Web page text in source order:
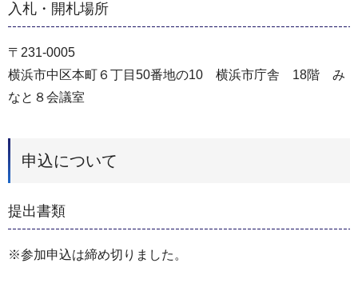
入札・開札場所
〒231-0005
横浜市中区本町６丁目50番地の10 横浜市庁舎 18階 み
なと８会議室
申込について
提出書類
※参加申込は締め切りました。